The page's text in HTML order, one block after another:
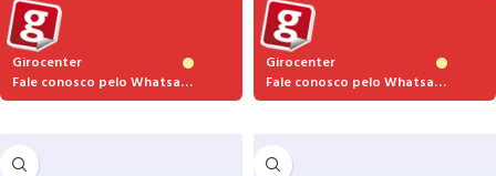
Girocenter
Fale conosco pelo Whatsapp
Girocenter
Fale conosco pelo Whatsapp